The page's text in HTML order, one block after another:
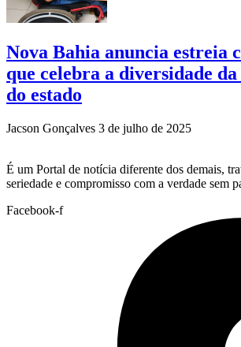
Nova Bahia anuncia estreia
que celebra a diversidade da
do estado
Jacson Gonçalves 3 de julho de 2025
É um Portal de notícia diferente dos demais,
seriedade e compromisso com a verdade sem
Facebook-f